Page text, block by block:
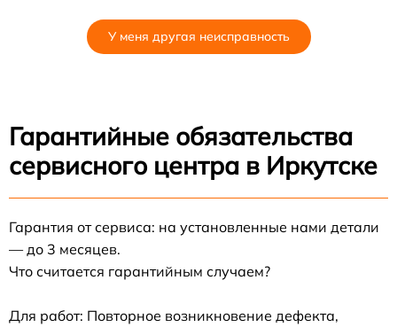
У меня другая неисправность
Гарантийные обязательства
сервисного центра в Иркутске
Гарантия от сервиса: на установленные нами детали
— до 3 месяцев.
Что считается гарантийным случаем?
Для работ: Повторное возникновение дефекта,